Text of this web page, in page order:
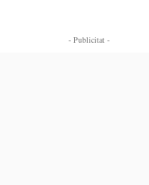
- Publicitat -